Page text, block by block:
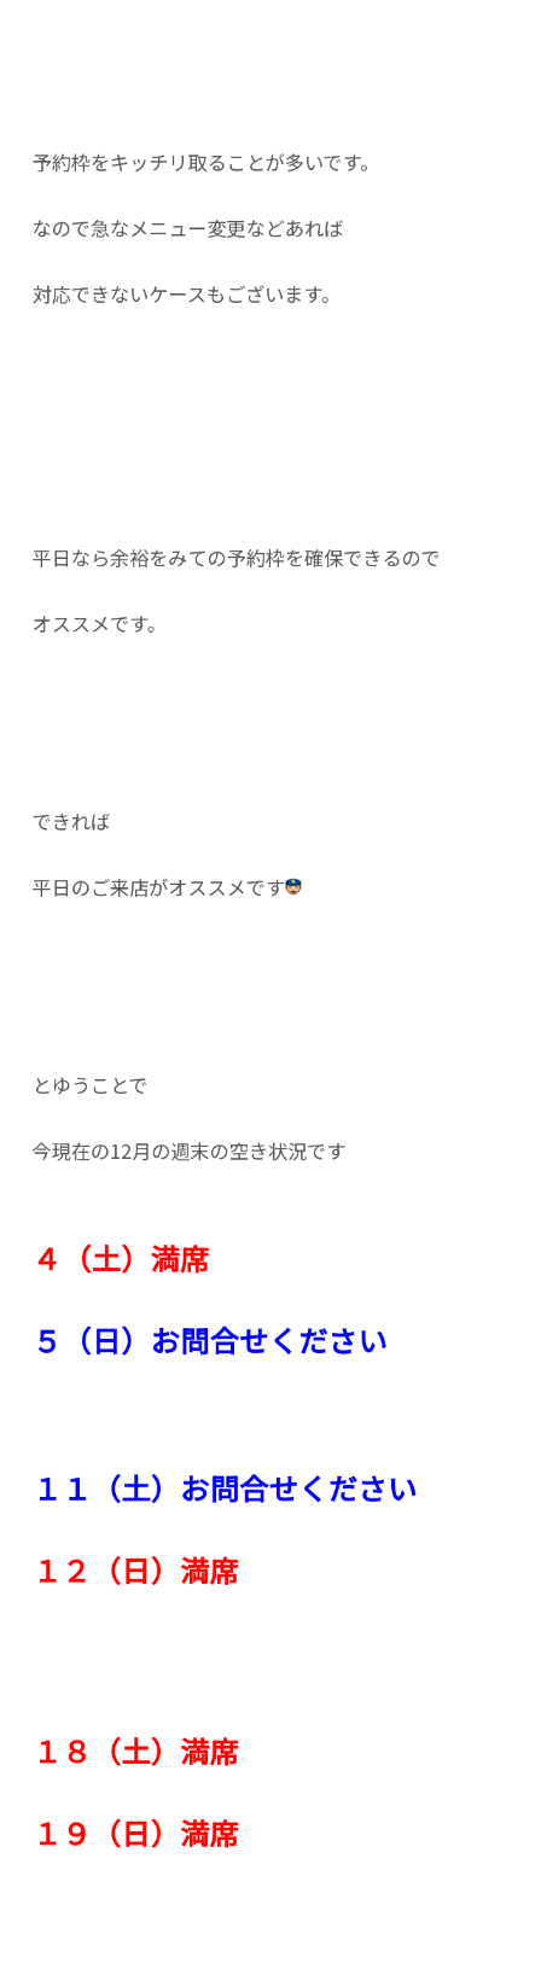
予約枠をキッチリ取ることが多いです。
なので急なメニュー変更などあれば
対応できないケースもございます。
平日なら余裕をみての予約枠を確保できるので
オススメです。
できれば
平日のご来店がオススメです
とゆうことで
今現在の12月の週末の空き状況です
４（土）満席
５（日）お問合せください
１１（土）お問合せください
１２（日）満席
１８（土）満席
１９（日）満席